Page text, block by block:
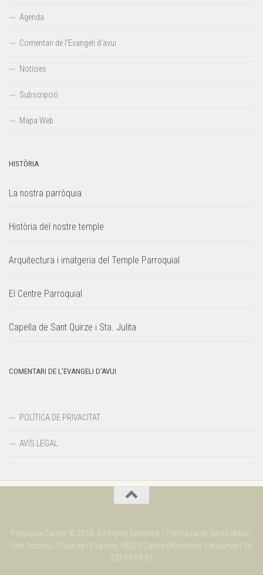
Agenda
Comentari de l’Evangeli d’avui
Notícies
Subscripció
Mapa Web
HISTÒRIA
La nostra parròquia
Història del nostre temple
Arquitectura i imatgeria del Temple Parroquial
El Centre Parroquial
Capella de Sant Quirze i Sta. Julita
COMENTARI DE L’EVANGELI D’AVUI
POLÍTICA DE PRIVACITAT
AVÍS LEGAL
Parròquia Calella © 2018. All Rights Reserved. | Parròquia de Santa Maria i
Sant Nicolau | Plaça de l'Església. 08370 Calella (Maresme). Catalunya | Tel.
937 69 09 90